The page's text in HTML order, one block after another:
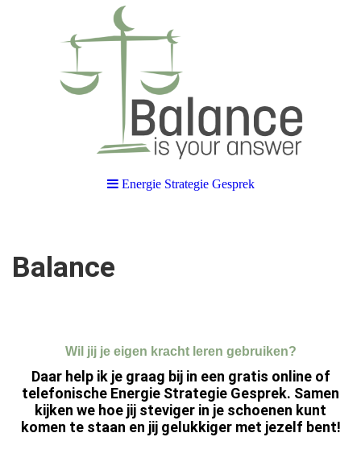
Energie Strategie Gesprek
Balance
Wil jij je eigen kracht leren gebruiken?
Daar help ik je graag bij in een gratis online of
telefonische Energie Strategie Gesprek. Samen
kijken we hoe jij steviger in je schoenen kunt
komen te staan en jij gelukkiger met jezelf bent!